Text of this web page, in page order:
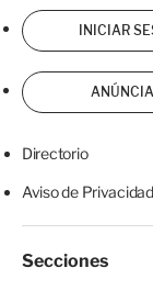
INICIAR
Directorio
Aviso de Privacidad
Secciones